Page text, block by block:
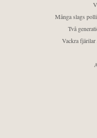
Många slags
Två
Vackra fjärilar